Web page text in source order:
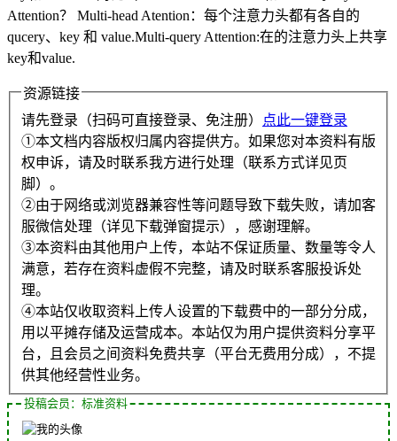
Attention？ Multi-head Atention：每个注意力头都有各自的
qucery、key 和 value.Multi-query Attention:在的注意力头上共享
key和value.
资源链接
请先登录（扫码可直接登录、免注册）
点此一键登录
①本文档内容版权归属内容提供方。如果您对本资料有版
权申诉，请及时联系我方进行处理（联系方式详见页
脚）。
②由于网络或浏览器兼容性等问题导致下载失败，请加客
服微信处理（详见下载弹窗提示），感谢理解。
③本资料由其他用户上传，本站不保证质量、数量等令人
满意，若存在资料虚假不完整，请及时联系客服投诉处
理。
④本站仅收取资料上传人设置的下载费中的一部分分成，
用以平摊存储及运营成本。本站仅为用户提供资料分享平
台，且会员之间资料免费共享（平台无费用分成），不提
供其他经营性业务。
投稿会员：标准资料